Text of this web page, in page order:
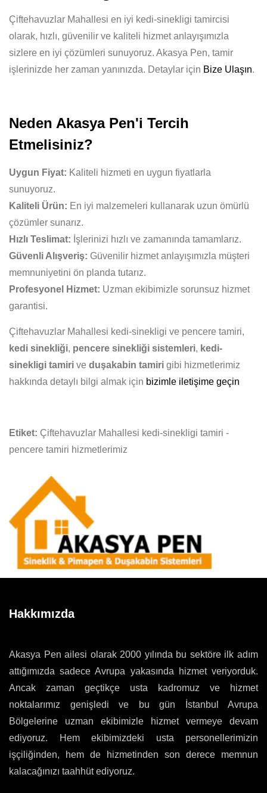
Çiftehavuzlar Mahallesi en iyi kedi-sinekligi tamircisi
olarak, hızlı, güvenilir ve kaliteli hizmet anlayışımızla
sizlere en iyi çözümleri sunuyoruz. Akasya Pen, tamir
işlerinizde her zaman yanınızda. Detaylar için Bize Ulaşın.
Neden Akasya Pen'i Tercih
Etmelisiniz?
Uygun Fiyat: Kaliteli hizmeti en uygun fiyatlarla
sunuyoruz.
Kaliteli Ürün: En iyi malzemeleri kullanarak uzun ömürlü
çözümler sunarız.
Hızlı Teslimat: İşlerinizi hızlı ve zamanında tamamlarız.
Güvenli Alışveriş: Güvenilir hizmet anlayışımızla müşteri
memnuniyetini ön planda tutarız.
Profesyonel Hizmet: Uzman ekibimizle sorunsuz hizmet
garantisi.
Çiftehavuzlar Mahallesi kedi-sinekligi ve pencere tamiri,
kedi sinekliği, pencere sinekliği sistemleri, kedi-
sinekligi tamiri ve duşakabin tamiri gibi hizmetlerimiz
hakkında detaylı bilgi almak için bizimle iletişime geçin
Etiket: Çiftehavuzlar Mahallesi kedi-sinekligi tamiri -
pencere tamiri hizmetlerimiz
Hakkımızda
Akasya Pen ailesi olarak 2000 yılında bu sektöre ilk adım
attığımızda sadece Avrupa yakasında hizmet veriyorduk.
Ancak zaman geçtikçe usta kadromuz ve hizmet
noktalarımız genişledi ve bu gün İstanbul Avrupa
Bölgelerine uzman ekibimizle hizmet vermeye devam
ediyoruz. Hem ekibimizdeki usta personellerimizin
işçiliğinden, hem de hizmetinden son derece memnun
kalacağınızı taahhüt ediyoruz.